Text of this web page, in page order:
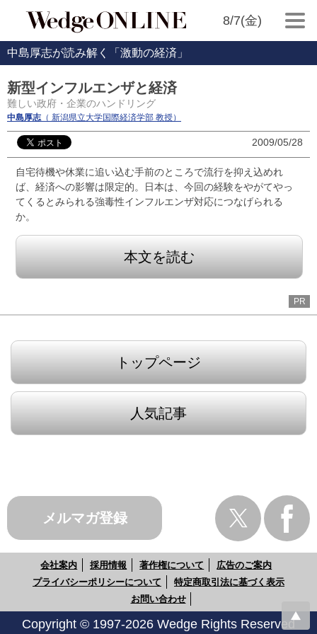
8/7(金)
中島厚志が読み解く「激動の経済」
新型インフルエンザと経済
難しい政府・企業のハンドリング
中島厚志（ 新潟県立大学国際経済学部 教授）
2009/05/28
自宅待機や休業に追い込む手前のところで流行を抑え込めれ
ば、経済への影響は限定的。日本は、今回の経験をやがてやっ
てくるとみられる強毒性インフルエンザ対応につなげられる
か。
本文を読む
PR
トップページ
人気記事
メルマガ登録
会社案内 採用情報 著作権について
広告のご案内
プライバシーポリシーについて
特定商取引法に基づく表示
お問い合わせ
Copyright © 1997-2026 Wedge Rights Reserved